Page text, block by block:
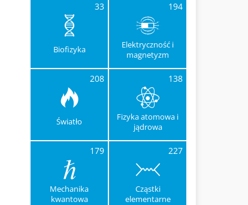
33
Biofizyka
194
Elektryczność i
magnetyzm
208
Światło
138
Fizyka atomowa i
jądrowa
179
Mechanika
kwantowa
227
Cząstki
elementarne